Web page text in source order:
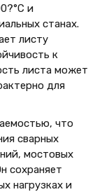
и
станах.
листу
к
листа может
для
что
сварных
мостовых
сохраняет
нагрузках и